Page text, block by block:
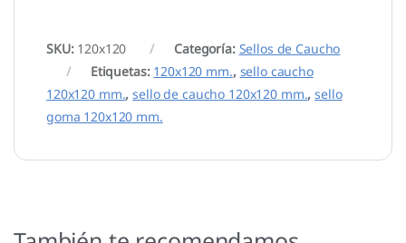
SKU: 120x120 Categoría: Sellos de Caucho
Etiquetas: 120x120 mm., sello caucho
120x120 mm.,sello de caucho 120x120 mm.,sello
goma 120x120 mm.